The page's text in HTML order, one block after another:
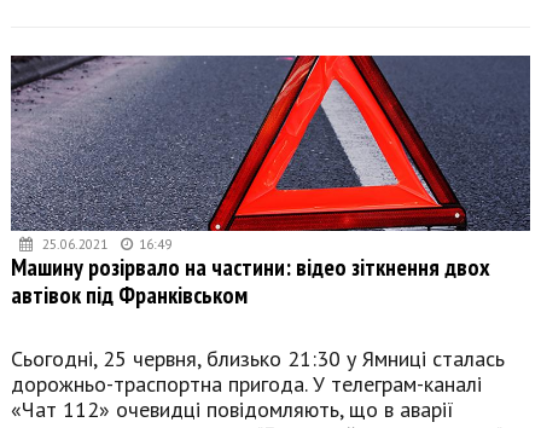
25.06.2021 16:49
Машину розірвало на частини: відео зіткнення двох
автівок під Франківськом
Сьогодні, 25 червня, близько 21:30 у Ямниці сталась
дорожньо-траспортна пригода. У телеграм-каналі
«Чат 112» очевидці повідомляють, що в аварії